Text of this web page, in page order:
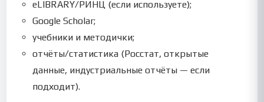
eLIBRARY/РИНЦ (если используете);
Google Scholar;
учебники и методички;
отчёты/статистика (Росстат, открытые
данные, индустриальные отчёты — если
подходит).